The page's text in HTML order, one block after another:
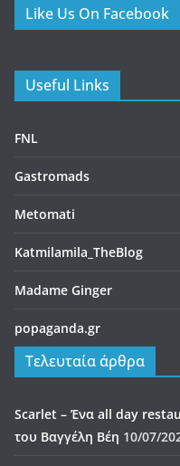
Like Us On Facebook
Useful Links
FNL
Gastromads
Metomati
Katmilamila_TheBlog
Madame Ginger
popaganda.gr
Τελευταία άρθρα
Scarlet – Ένα all day
του Βαγγέλη Βέη 10/07/